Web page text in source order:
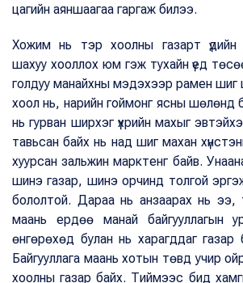
цагийн аяншаагаа гаргаж билээ.
Хожим нь тэр хоолны газарт үдийн
шахуу хооллох юм гэж тухайн үед
голдуу манайхны мэдэхээр рамен шиг
хоол нь, нарийн гоймонг ясны шөлөнд
нь гурван ширхэг үхрийн махыг
тавьсан байх нь над шиг махан
хуурсан зальжин марктенг байв.
шинэ газар, шинэ орчинд толгой
бололтой. Дараа нь анзаарах нь ээ,
маань ердөө манай байгууллагын
өнгөрөхөд булан нь харагддаг
Байгууллага маань хотын төвд учир
хоолны газар байх. Тиймээс бид